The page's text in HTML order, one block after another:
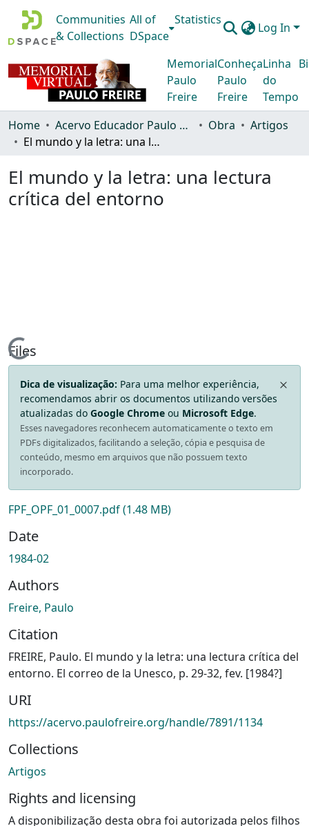
Communities
& Collections
All of
DSpace
Statistics
Log In
Memorial
Paulo
Freire
Conheça
Paulo
Freire
Linha
do
Tempo
Home Acervo Educador Paulo Freire Obra
Artigos
El mundo y la letra: una lectura crítica del entorno
El mundo y la letra: una lectura
crítica del entorno
Loading...
Files
Dica de visualização: Para uma melhor experiência,
recomendamos abrir os documentos utilizando versões
atualizadas do Google Chrome ou Microsoft Edge.
Esses navegadores reconhecem automaticamente o texto em
PDFs digitalizados, facilitando a seleção, cópia e pesquisa de
conteúdo, mesmo em arquivos que não possuem texto
incorporado.
FPF_OPF_01_0007.pdf(1.48 MB)
Date
1984-02
Authors
Freire, Paulo
Citation
FREIRE, Paulo. El mundo y la letra: una lectura crítica del
entorno. El correo de la Unesco, p. 29-32, fev. [1984?]
URI
https://acervo.paulofreire.org/handle/7891/1134
Collections
Artigos
Rights and licensing
A disponibilização desta obra foi autorizada pelos filhos